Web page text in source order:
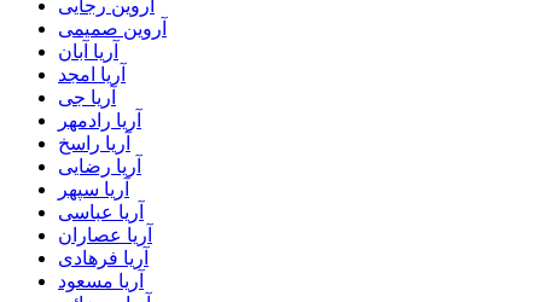
آروین رجایی
آروین صمیمی
آریا آبان
آریا امجد
آریا جی
آریا رادمهر
آریا راسخ
آریا رضایی
آریا سپهر
آریا عباسی
آریا عصاران
آریا فرهادی
آریا مسعود